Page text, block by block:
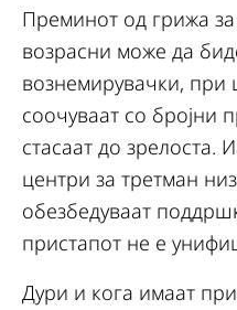
Преминот од грижа
возрасни може да
вознемирувачки, при
соочуваат со бројни
стасаат до зрелоста.
центри за третман
обезбедуваат
пристапот не е
Дури и кога имаат